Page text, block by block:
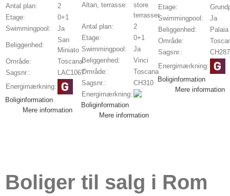
Antal plan:
2
Etage:
0+1
Swimmingpool:
Ja
Beliggenhed:
San
Miniato
Område:
Toscana
Sagsnr.:
LAC1067
Energimærkning:
Boliginformation
Mere information
Altan, terrasse:
store
terrasser
Antal plan:
2
Etage:
0+1
Swimmingpool:
Ja
Beliggenhed:
Vinci
Område:
Toscana
Sagsnr.:
CH310
Energimærkning:
Boliginformation
Mere information
Etage:
Swimmingpool:
Ja
Beliggenhed:
Palaia
Område:
Sagsnr.:
CH287
Energimærkning:
Boliginformation
Mere information
Boliger til salg i Rom